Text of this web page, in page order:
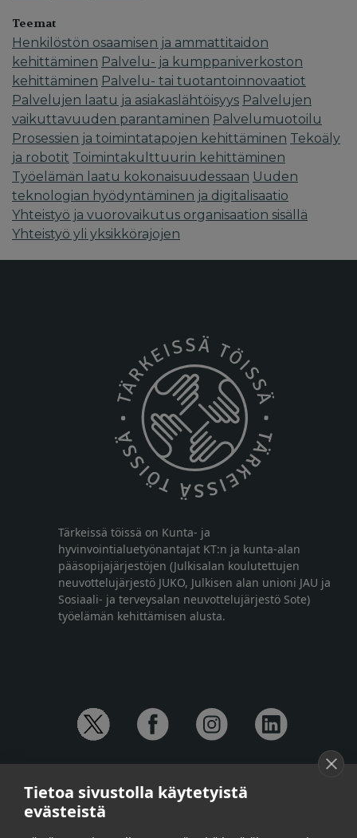
Teemat
Henkilöstön osaamisen ja ammattitaidon
kehittäminen Palvelu- ja kumppaniverkoston
kehittäminen Palvelu- tai tuotantoinnovaatiot
Palvelujen laatu ja asiakaslähtöisyys Palvelujen
vaikuttavuuden parantaminen Palvelumuotoilu
Prosessien ja toimintatapojen kehittäminen Tekoäly
ja robotit Toimintakulttuurin kehittäminen
Työelämän laatu kokonaisuudessaan Uuden
teknologian hyödyntäminen ja digitalisaatio
Yhteistyö ja vuorovaikutus organisaation sisällä
Yhteistyö yli yksikkörajojen
Tärkeissä töissä on Kunta- ja
hyvinvointialuetyönantajat KT:n ja kunta-alan
pääsopijajärjestöjen (Julkisalan koulutettujen
neuvottelujärjestö JUKO, Julkisen alan unioni JAU ja
Sosiaali- ja terveysalan neuvottelujärjestö Sote)
työelämän kehittämisen alusta.
Anna-Mari Jaanu, kehittämispäällikkö,
puh. +358 50 572 4620
Henna Honkalo,
viestintäpäällikkö,
Tietoa sivustolla käytetyistä
evästeistä